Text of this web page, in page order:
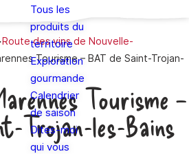
Tous les
produits du
territoire
Exploration
gourmande
Calendrier
de saison
Dites-moi
qui vous
Route des vins de Nouvelle-
Tourisme – BAT de Saint-Trojan-
Tourisme –
Trojan-les-Bains